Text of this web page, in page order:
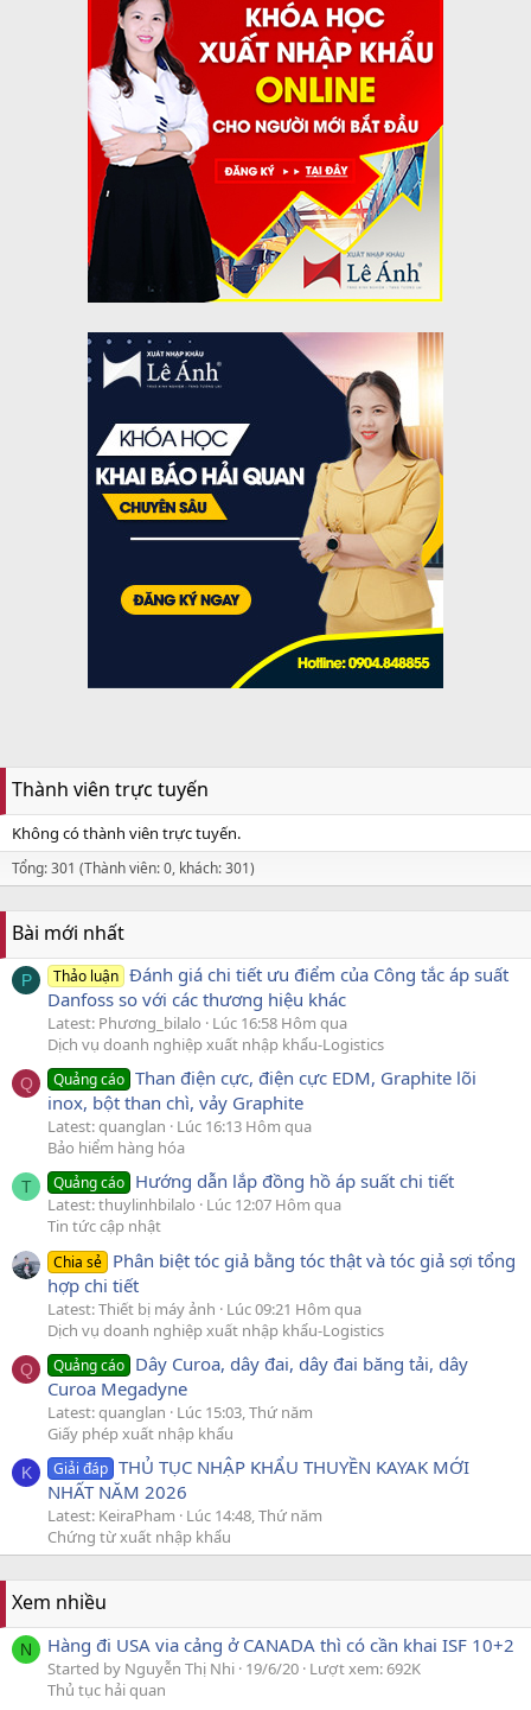
Thành viên trực tuyến
Không có thành viên trực tuyến.
Tổng: 301 (Thành viên: 0, khách: 301)
Bài mới nhất
P Thảo luận Đánh giá chi tiết ưu điểm của Công tắc áp suất
Danfoss so với các thương hiệu khác
Latest: Phương_bilalo
Lúc 16:58 Hôm qua
Dịch vụ doanh nghiệp xuất nhập khẩu-Logistics
Q Quảng cáo Than điện cực, điện cực EDM, Graphite lõi
inox, bột than chì, vảy Graphite
Latest: quanglan
Lúc 16:13 Hôm qua
Bảo hiểm hàng hóa
T Quảng cáo Hướng dẫn lắp đồng hồ áp suất chi tiết
Latest: thuylinhbilalo
Lúc 12:07 Hôm qua
Tin tức cập nhật
Chia sẻ Phân biệt tóc giả bằng tóc thật và tóc giả sợi tổng
hợp chi tiết
Latest: Thiết bị máy ảnh
Lúc 09:21 Hôm qua
Dịch vụ doanh nghiệp xuất nhập khẩu-Logistics
Q Quảng cáo Dây Curoa, dây đai, dây đai băng tải, dây
Curoa Megadyne
Latest: quanglan
Lúc 15:03, Thứ năm
Giấy phép xuất nhập khẩu
K Giải đáp THỦ TỤC NHẬP KHẨU THUYỀN KAYAK MỚI
NHẤT NĂM 2026
Latest: KeiraPham
Lúc 14:48, Thứ năm
Chứng từ xuất nhập khẩu
Xem nhiều
N Hàng đi USA via cảng ở CANADA thì có cần khai ISF 10+2
Started by Nguyễn Thị Nhi 19/6/20 Lượt xem: 692K
Thủ tục hải quan